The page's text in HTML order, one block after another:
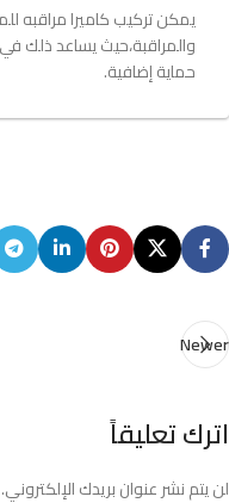
يمكن تركيب كاميرا مراقبه
والمراقبة،حيث يساعد ذلك
حماية إضافية.
Newer
اترك تعليقاً
لن يتم نشر عنوان بريدك الإلكتروني.